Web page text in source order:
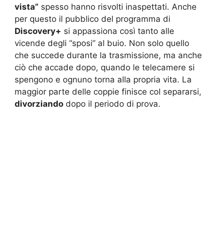
vista” spesso hanno risvolti inaspettati. Anche
per questo il pubblico del programma di
Discovery+ si appassiona così tanto alle
vicende degli “sposi” al buio. Non solo quello
che succede durante la trasmissione, ma anche
ciò che accade dopo, quando le telecamere si
spengono e ognuno torna alla propria vita. La
maggior parte delle coppie finisce col separarsi,
divorziando dopo il periodo di prova.